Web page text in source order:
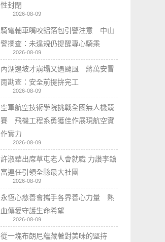
性封閉
2026-08-09
騎電輔車嘴咬鋁箔包引警注意 中山
警攔查：未違規仍提醒專心騎乘
2026-08-09
內湖邊坡才崩塌又遇颱風 蔣萬安冒
雨勘查：安全前提拚完工
2026-08-09
空軍航空技術學院挑戰全國無人機競
賽 飛機工程系勇獲佳作展現航空實
作實力
2026-08-09
許淑華出席草屯老人會就職 力讚李鎗
富連任引領全縣最大社團
2026-08-09
永恆心慈善會攜手各界善心力量 熱
血傳愛守護生命希望
2026-08-09
從一塊布朗尼蘊藏著對美味的堅持